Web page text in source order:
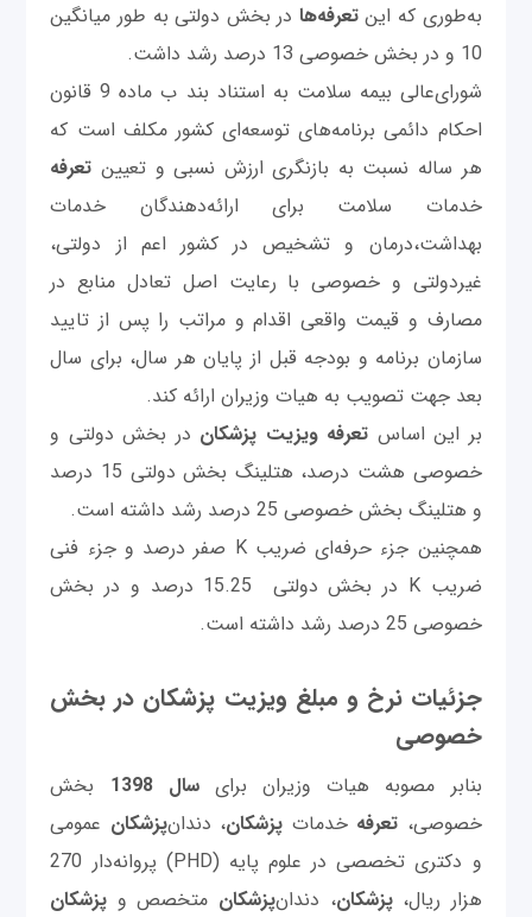
به‌طوری که اینتعرفه‌ها در بخش دولتی به طور میانگین
10 و در بخش خصوصی 13 درصد رشد داشت.
شورای‌عالی بیمه سلامت به استناد بند ب ماده 9 قانون
احکام دائمی برنامه‌های توسعه‌ای کشور مکلف است که
هر ساله نسبت به بازنگری ارزش نسبی و تعیین تعرفه
خدمات سلامت برای ارائه‌دهندگان خدمات
بهداشت،درمان و تشخیص در کشور اعم از دولتی،
غیردولتی و خصوصی با رعایت اصل تعادل منابع در
مصارف و قیمت واقعی اقدام و مراتب را پس از تایید
سازمان برنامه و بودجه قبل از پایان هر سال، برای سال
بعد جهت تصویب به هیات وزیران ارائه کند.
بر این اساس تعرفه ویزیت پزشکان در بخش دولتی و
خصوصی هشت درصد، هتلینگ بخش دولتی 15 درصد
و هتلینگ بخش خصوصی 25 درصد رشد داشته است.
همچنین جزء حرفه‌ای ضریب K صفر درصد و جزء فنی
ضریب K در بخش دولتی 15.25 درصد و در بخش
خصوصی 25 درصد رشد داشته است.
جزئیات نرخ و مبلغ ویزیت پزشکان در بخش
خصوصی
بنابر مصوبه هیات وزیران برایسال 1398
بخش
خصوصی، تعرفهخدمات پزشکان، دندان‌پزشکان عمومی
و دکتری تخصصی در علوم پایه (PHD) پروانه‌دار 270
هزار ریال،پزشکان، دندان‌پزشکان متخصص و پزشکان